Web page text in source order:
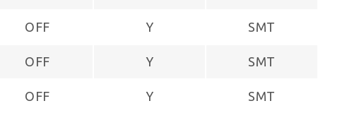
OFF Y SMT
OFF Y SMT
OFF Y SMT